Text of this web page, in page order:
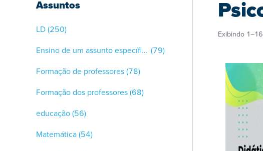
Assuntos
LD(250)
Ensino de um assunto específico (79)
Formação de professores(78)
Formação dos professores(68)
educação(56)
Matemática(54)
Exibindo